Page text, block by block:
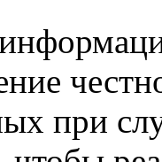
при